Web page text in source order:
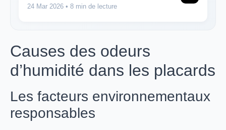
24 Mar 2026 • 8 min de lecture
Causes des odeurs
d’humidité dans les placards
Les facteurs environnementaux
responsables